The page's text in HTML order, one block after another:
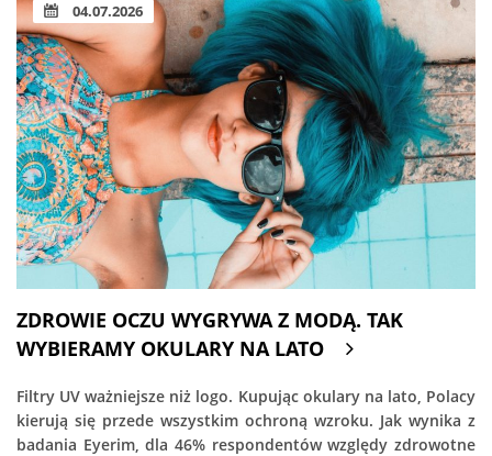
04.07.2026
ZDROWIE OCZU WYGRYWA Z MODĄ. TAK
WYBIERAMY OKULARY NA LATO
Filtry UV ważniejsze niż logo. Kupując okulary na lato, Polacy
kierują się przede wszystkim ochroną wzroku. Jak wynika z
badania Eyerim, dla 46% respondentów względy zdrowotne